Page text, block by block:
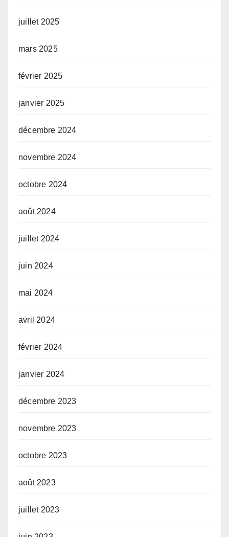
juillet 2025
mars 2025
février 2025
janvier 2025
décembre 2024
novembre 2024
octobre 2024
août 2024
juillet 2024
juin 2024
mai 2024
avril 2024
février 2024
janvier 2024
décembre 2023
novembre 2023
octobre 2023
août 2023
juillet 2023